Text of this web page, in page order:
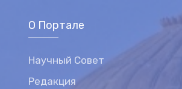
О Портале
Научный Совет
Редакция